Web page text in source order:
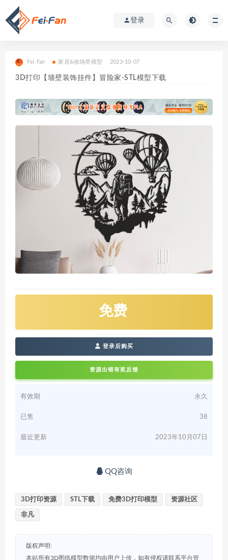
登录
Fei Fan 家居&收纳类模型 2023-10-07
3D打印【墙壁装饰挂件】冒险家-STL模型下载
免费
登录后购买
资源出错有奖反馈
有效期 永久
已售 38
最近更新 2023年10月07日
QQ咨询
3D打印资源 STL下载 免费3D打印模型 资源社区
非凡
版权声明:
本站所有3D图纸模型数据均由用户上传，如有侵权请联系平台管